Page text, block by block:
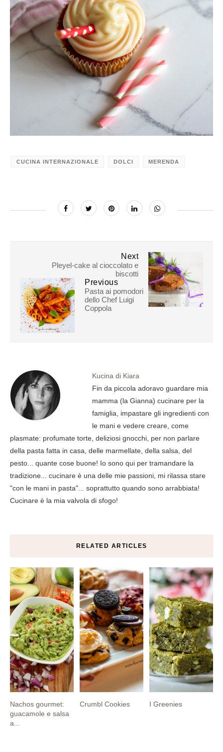
CUCINA INTERNAZIONALE DOLCI MERENDA
Next
Pleyel-cake al cioccolato e
biscotti
Previous
Pasta ai pomodori
dello Chef Luigi
Coppola
Kucina di Kiara
Fin da piccola adoravo guardare mia
mamma (la Gianna) cucinare per la
famiglia, impastare gli ingredienti con
le mani e vedere creare, come
plasmate: profumate torte, deliziosi gnocchi, per non parlare
della pasta fatta in casa, delle marmellate, della salsa, del
pesto... quante cose buone! Io sono qui per tramandare la
tradizione... cucinare è una delle mie passioni, mi rilassa stare
"con le mani in pasta"... soprattutto quando sono arrabbiata!
Cucinare è la mia valvola di sfogo!
RELATED ARTICLES
Nachos gourmet:
guacamole e salsa
a...
Crumbl Cookies I Greenies